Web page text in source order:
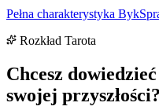
Pełna charakterystyka Byk
Rozkład Tarota
Chcesz
swojej przyszłości?